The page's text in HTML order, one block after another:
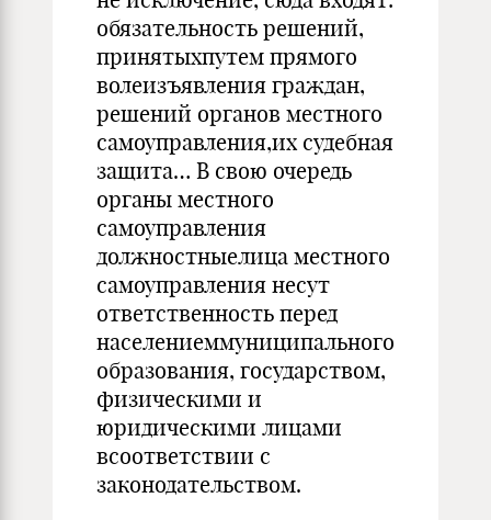
обязательность решений,
принятыхпутем прямого
волеизъявления граждан,
решений органов местного
самоуправления,их судебная
защита… В свою очередь
органы местного
самоуправления
должностныелица местного
самоуправления несут
ответственность перед
населениеммуниципального
образования, государством,
физическими и
юридическими лицами
всоответствии с
законодательством.